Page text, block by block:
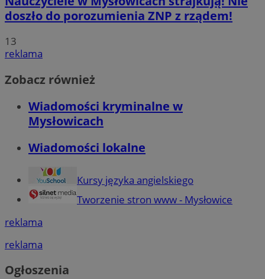
doszło do porozumienia ZNP z rządem!
13
reklama
Zobacz również
Wiadomości kryminalne w
Mysłowicach
Wiadomości lokalne
Kursy języka angielskiego
Tworzenie stron www - Mysłowice
reklama
reklama
Ogłoszenia